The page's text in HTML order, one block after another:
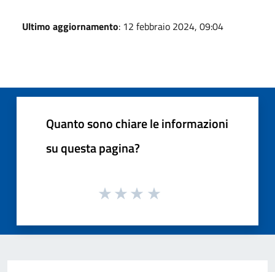
Ultimo aggiornamento: 12 febbraio 2024, 09:04
Quanto sono chiare le informazioni
su questa pagina?